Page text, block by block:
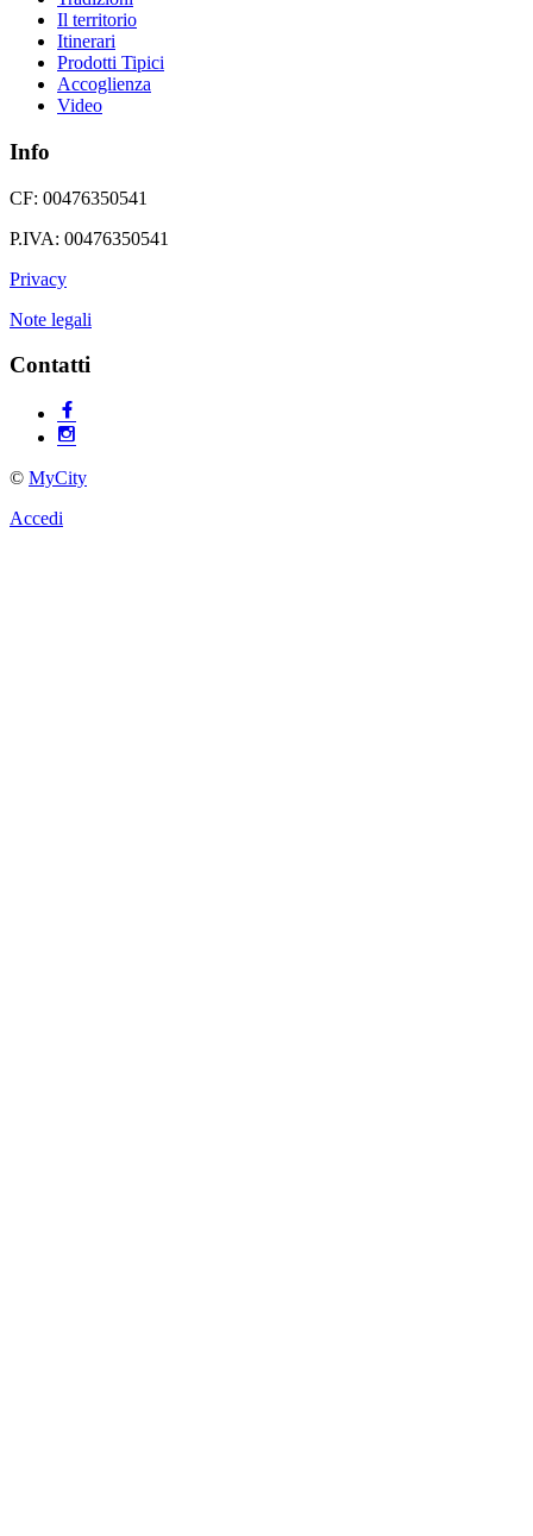
Il territorio
Itinerari
Prodotti Tipici
Accoglienza
Video
Info
CF: 00476350541
P.IVA: 00476350541
Privacy
Note legali
Contatti
© MyCity
Accedi